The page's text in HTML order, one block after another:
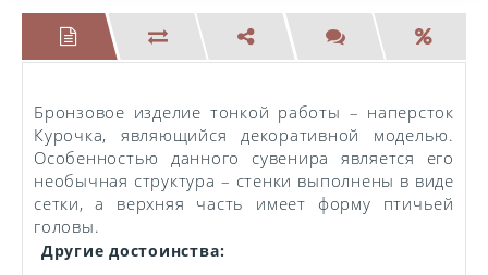
Бронзовое изделие тонкой работы – наперсток
Курочка, являющийся декоративной моделью.
Особенностью данного сувенира является его
необычная структура – стенки выполнены в виде
сетки, а верхняя часть имеет форму птичьей
головы.
Другие достоинства: